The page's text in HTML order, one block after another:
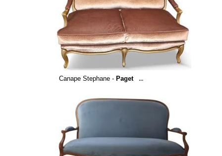
Canape Stephane - Paget ...